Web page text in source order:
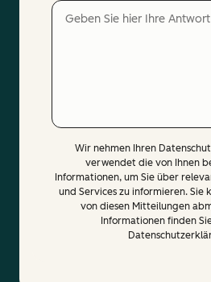
Wir nehmen Ihren
verwendet die von Ihnen
Informationen, um Sie über
und Services zu informieren. Sie
von diesen Mitteilungen
Informationen finden